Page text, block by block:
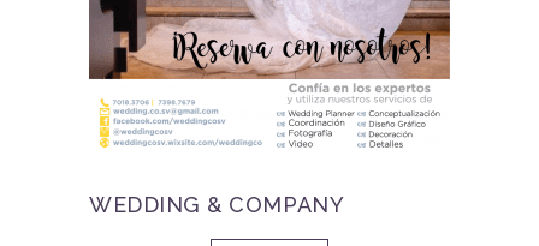
WEDDING & COMPANY